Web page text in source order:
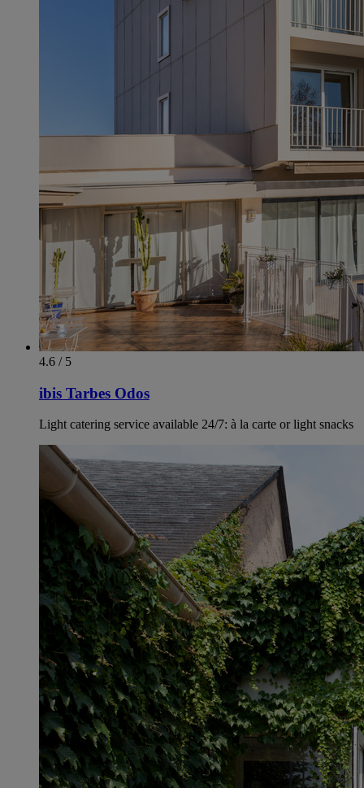
4.6 / 5
ibis Tarbes Odos
Light catering service available 24/7: à la carte or light snacks